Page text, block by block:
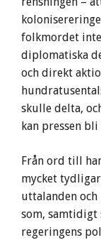
folkmordet
diplomatiska
och direkt
skulle delta,
kan pressen
Från ord till
mycket
uttalanden
som, samtidigt
regeringens